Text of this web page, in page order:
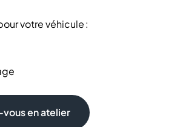
votre véhicule :
multimédia
en atelier